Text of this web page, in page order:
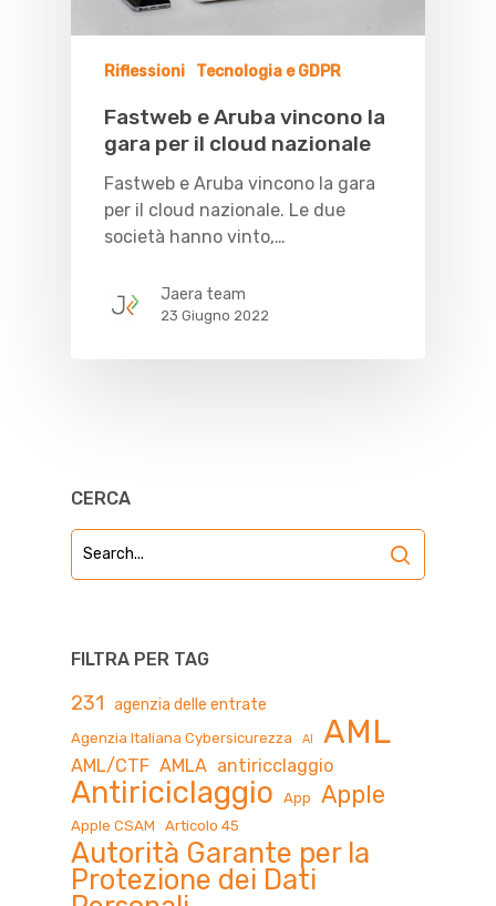
Riflessioni Tecnologia e GDPR
Fastweb e Aruba vincono la
gara per il cloud nazionale
Fastweb e Aruba vincono la gara
per il cloud nazionale. Le due
società hanno vinto,…
Jaera team
23 Giugno 2022
CERCA
FILTRA PER TAG
231 agenzia delle entrate
Agenzia Italiana Cybersicurezza AI AML
AML/CTF AMLA antiricclaggio
Antiriciclaggio App Apple
Apple CSAM Articolo 45
Autorità Garante per la
Protezione dei Dati